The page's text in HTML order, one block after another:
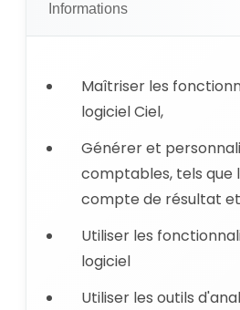
Informations
Maîtriser les
logiciel Ciel,
Générer et
comptables, tels que
compte de résultat
Utiliser les
logiciel
Utiliser les outils